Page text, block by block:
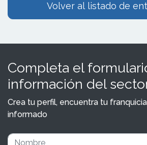
Volver al listado de
Completa el
información del
Crea tu perfil, encuentra tu
informado